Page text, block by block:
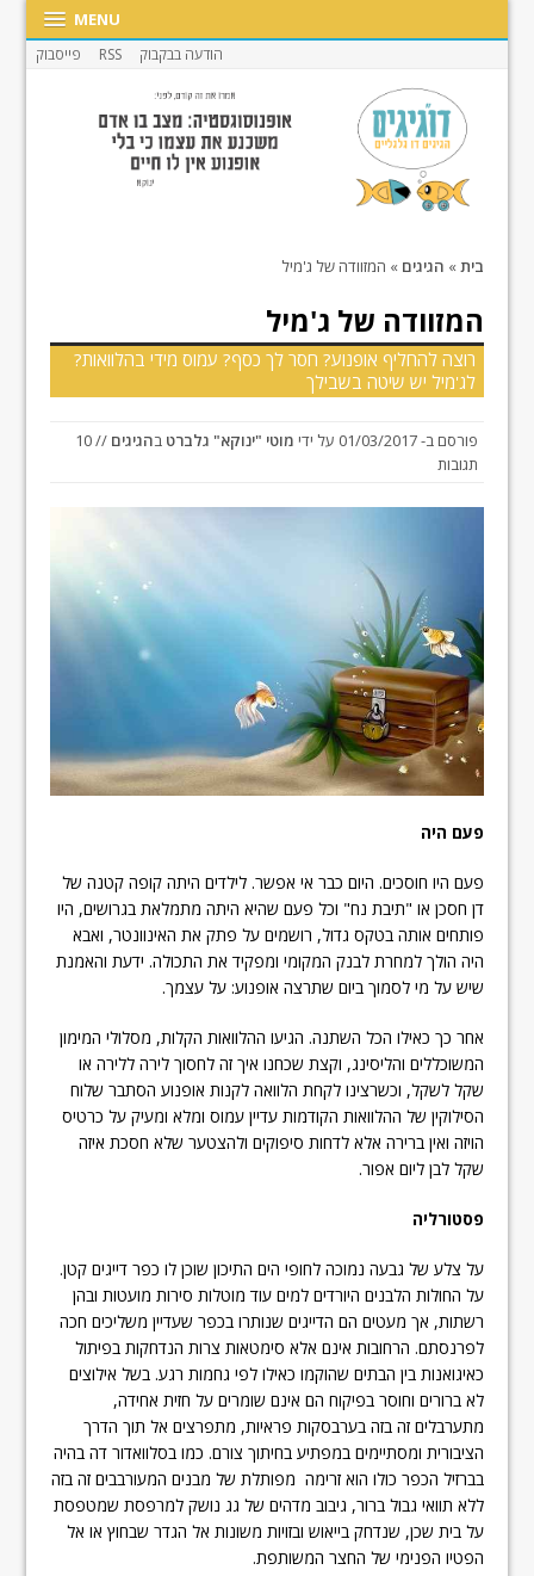
MENU
הודעה בבקבוק RSS פייסבוק
בית» הגיגים » המזוודה של ג'מיל
המזוודה של ג'מיל
רוצה להחליף אופנוע? חסר לך כסף? עמוס מידי בהלוואות?
לג'מיל יש שיטה בשבילך
פורסם ב-01/03/2017 על ידי מוטי "ינוקא" גלברט בהגיגים
// 10
תגובות
פעם היה
פעם היו חוסכים. היום כבר אי אפשר. לילדים היתה קופה קטנה של
דן חסכן או "תיבת נח" וכל פעם שהיא היתה מתמלאת בגרושים, היו
פותחים אותה בטקס גדול, רושמים על פתק את האינוונטר, ואבא
היה הולך למחרת לבנק המקומי ומפקיד את התכולה. ידעת והאמנת
שיש על מי לסמוך ביום שתרצה אופנוע: על עצמך.
אחר כך כאילו הכל השתנה. הגיעו ההלוואות הקלות, מסלולי המימון
המשוכללים והליסינג, וקצת שכחנו איך זה לחסוך לירה ללירה או
שקל לשקל, וכשרצינו לקחת הלוואה לקנות אופנוע הסתבר שלוח
הסילוקין של ההלוואות הקודמות עדיין עמוס ומלא ומעיק על כרטיס
הויזה ואין ברירה אלא לדחות סיפוקים ולהצטער שלא חסכת איזה
שקל לבן ליום אפור.
פסטורליה
על צלע של גבעה נמוכה לחופי הים התיכון שוכן לו כפר דייגים קטן.
על החולות הלבנים היורדים למים עוד מוטלות סירות מועטות ובהן
רשתות, אך מעטים הם הדייגים שנותרו בכפר שעדיין משליכים חכה
לפרנסתם. הרחובות אינם אלא סימטאות צרות הנדחקות בפיתול
כאיגואנות בין הבתים שהוקמו כאילו לפי גחמות רגע. בשל אילוצים
לא ברורים וחוסר בפיקוח הם אינם שומרים על חזית אחידה,
מתערבלים זה בזה בערבסקות פראיות, מתפרצים אל תוך הדרך
הציבורית ומסתיימים במפתיע בחיתוך צורם. כמו בסלוואדור דה בהיה
בברזיל הכפר כולו הוא זרימה מפותלת של מבנים המעורבבים זה בזה
ללא תוואי גבול ברור, גיבוב מדהים של גג נושק למרפסת שמטפסת
על בית שכן, שנדחק בייאוש ובזויות משונות אל הגדר שבחוץ או אל
הפטיו הפנימי של החצר המשותפת.